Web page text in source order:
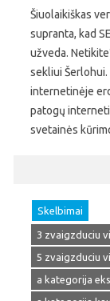
Šiuolaikiškas
supranta, kad
užveda.
sekliui Šerlohui.
internetinėje
patogų
svetainės
Skelbimai
3 zvaigzduciu
5 zvaigzduciu
a kategorija